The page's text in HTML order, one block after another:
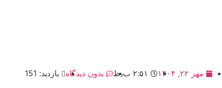
مهر ۲۲, ۱۴۰۴ ۲:۵۱ ب٫ظ بدون دیدگاه بازدید: 151